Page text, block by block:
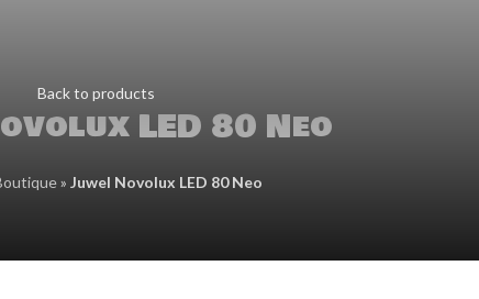
Back to products
LED 80 Neo
» Juwel Novolux LED 80 Neo